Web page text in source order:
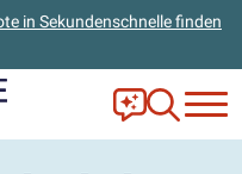
in Sekundenschnelle finden
Frag Ella!
Zur